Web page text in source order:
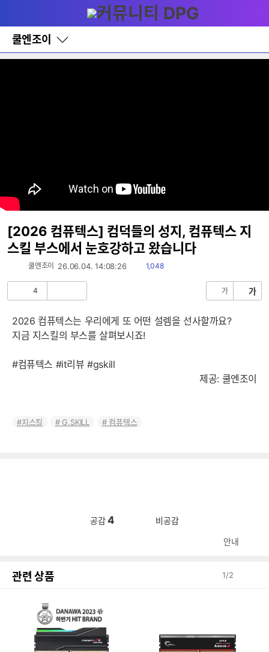
와
홈
쿨엔조이
바
로
[2026 컴퓨텍스] 컴덕들의 성지, 컴퓨텍스 지
스킬 부스에서 눈호강하고 왔습니다
쿨엔조이 26.06.04. 14:08:26
읽
1,048
4
감
가 가
2026 컴퓨텍스는 우리에게 또 어떤 설렘을 선사할까요?
지금 지스킬의 부스를 살펴보시죠!
#컴퓨텍스 #it리뷰 #gskill
제공: 쿨엔조이
지스킬 G.SKILL 컴퓨텍스
공감 4 비공감
안내
관련 상품 1/2